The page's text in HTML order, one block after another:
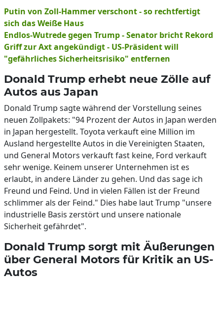
Putin von Zoll-Hammer verschont - so rechtfertigt
sich das Weiße Haus
Endlos-Wutrede gegen Trump - Senator bricht Rekord
Griff zur Axt angekündigt - US-Präsident will
"gefährliches Sicherheitsrisiko" entfernen
Donald Trump erhebt neue Zölle auf
Autos aus Japan
Donald Trump sagte während der Vorstellung seines
neuen Zollpakets: "94 Prozent der Autos in Japan werden
in Japan hergestellt. Toyota verkauft eine Million im
Ausland hergestellte Autos in die Vereinigten Staaten,
und General Motors verkauft fast keine, Ford verkauft
sehr wenige. Keinem unserer Unternehmen ist es
erlaubt, in andere Länder zu gehen. Und das sage ich
Freund und Feind. Und in vielen Fällen ist der Freund
schlimmer als der Feind." Dies habe laut Trump "unsere
industrielle Basis zerstört und unsere nationale
Sicherheit gefährdet".
Donald Trump sorgt mit Äußerungen
über General Motors für Kritik an US-
Autos